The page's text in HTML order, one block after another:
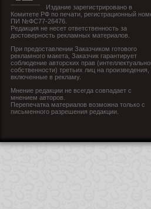
Издание зарегистрировано в
Комитете РФ по печати, регистрационный
ПИ №ФС77-26476.
Редакция не несет ответственность за
достоверность рекламных материалов.
При предоставлении Заказчиком готового
рекламного макета, Заказчик гарантирует
соблюдение авторских прав
собственности) третьих лиц на произведения,
включенные в рекламу.
Мнение редакции не всегда совпадает с
мнением авторов.
Перепечатка материалов возможна только с
письменного разрешения редакции.